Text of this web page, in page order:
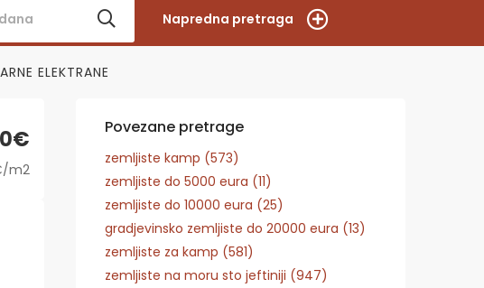
Napredna pretraga
ELEKTRANE
m2
Povezane pretrage
zemljiste kamp (573)
zemljiste do 5000 eura (11)
zemljiste do 10000 eura (25)
gradjevinsko zemljiste do 20000 eura (13)
zemljiste za kamp (581)
zemljiste na moru sto jeftiniji (947)